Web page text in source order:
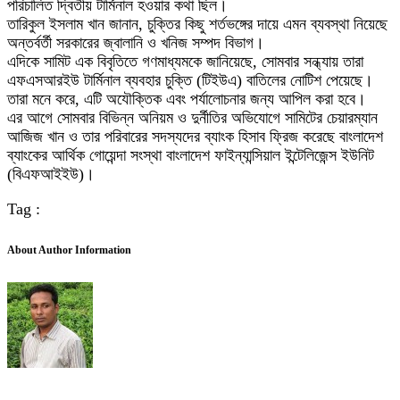
পরিচালিত দ্বিতীয় টার্মিনাল হওয়ার কথা ছিল।
তারিকুল ইসলাম খান জানান, চুক্তির কিছু শর্তভঙ্গের দায়ে এমন ব্যবস্থা নিয়েছে
অন্তর্বর্তী সরকারের জ্বালানি ও খনিজ সম্পদ বিভাগ।
এদিকে সামিট এক বিবৃতিতে গণমাধ্যমকে জানিয়েছে, সোমবার সন্ধ্যায় তারা
এফএসআরইউ টার্মিনাল ব্যবহার চুক্তি (টিইউএ) বাতিলের নোটিশ পেয়েছে।
তারা মনে করে, এটি অযৌক্তিক এবং পর্যালোচনার জন্য আপিল করা হবে।
এর আগে সোমবার বিভিন্ন অনিয়ম ও দুর্নীতির অভিযোগে সামিটের চেয়ারম্যান
আজিজ খান ও তার পরিবারের সদস্যদের ব্যাংক হিসাব ফ্রিজ করেছে বাংলাদেশ
ব্যাংকের আর্থিক গোয়েন্দা সংস্থা বাংলাদেশ ফাইন্যান্সিয়াল ইন্টেলিজেন্স ইউনিট
(বিএফআইইউ)।
Tag :
About Author Information